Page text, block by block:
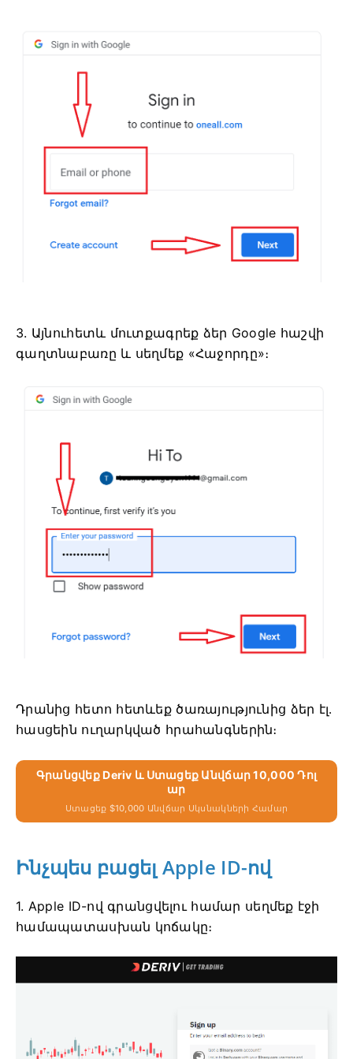
3. Այնուհետև մուտքագրեք ձեր Google հաշվի
գաղտնաբառը և սեղմեք «Հաջորդը»։
Դրանից հետո հետևեք ծառայությունից ձեր էլ․
հասցեին ուղարկված հրահանգներին։
Գրանցվեք Deriv ԵՒ Ստացեք Անվճար 10,000 Դոլ
Ար
Ստացեք $10,000 Անվճար Սկսնակների Համար
Ինչպես բացել Apple ID-ով
1. Apple ID-ով գրանցվելու համար սեղմեք էջի
համապատասխան կոճակը։